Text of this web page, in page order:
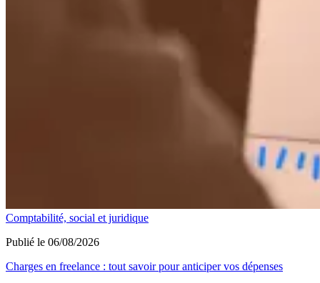
Comptabilité, social et juridique
Publié le 06/08/2026
Charges en freelance : tout savoir pour anticiper vos dépenses